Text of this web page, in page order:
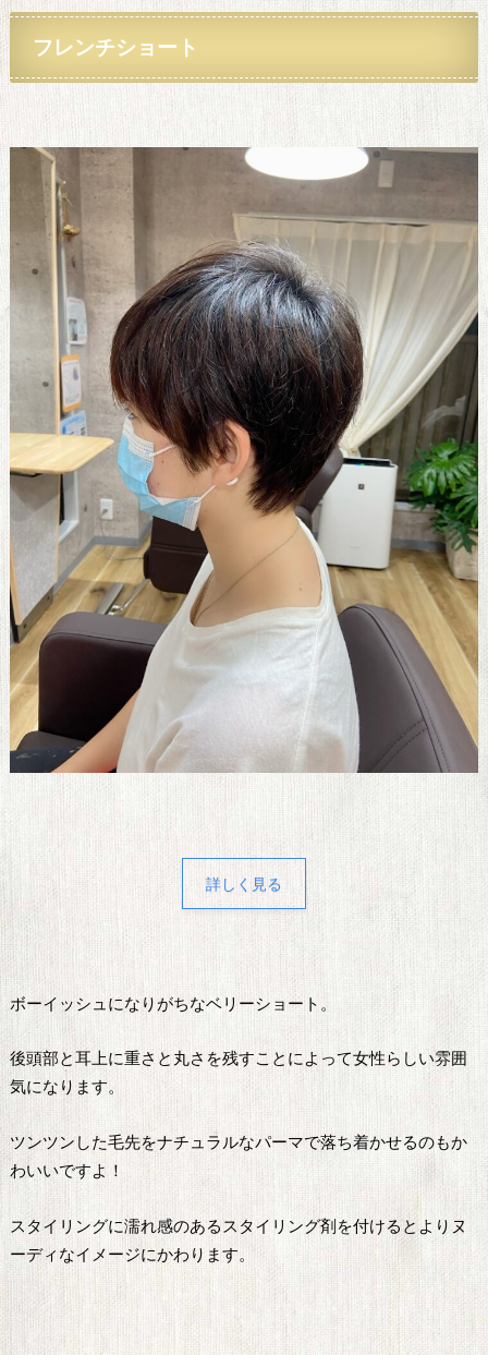
フレンチショート
詳しく見る
ボーイッシュになりがちなベリーショート。
後頭部と耳上に重さと丸さを残すことによって女性らしい雰囲
気になります。
ツンツンした毛先をナチュラルなパーマで落ち着かせるのもか
わいいですよ！
スタイリングに濡れ感のあるスタイリング剤を付けるとよりヌ
ーディなイメージにかわります。